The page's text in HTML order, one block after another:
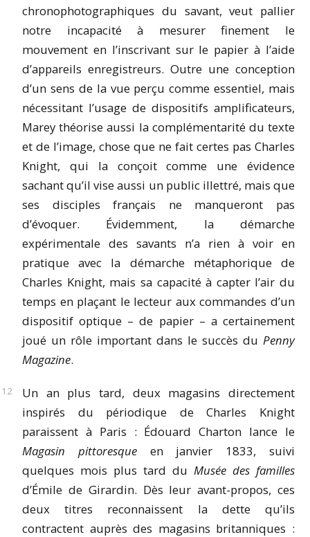
chronophotographiques du savant, veut pallier
notre incapacité à mesurer finement le
mouvement en l’inscrivant sur le papier à l’aide
d’appareils enregistreurs. Outre une conception
d’un sens de la vue perçu comme essentiel, mais
nécessitant l’usage de dispositifs amplificateurs,
Marey théorise aussi la complémentarité du texte
et de l’image, chose que ne fait certes pas Charles
Knight, qui la conçoit comme une évidence
sachant qu’il vise aussi un public illettré, mais que
ses disciples français ne manqueront pas
d’évoquer. Évidemment, la démarche
expérimentale des savants n’a rien à voir en
pratique avec la démarche métaphorique de
Charles Knight, mais sa capacité à capter l’air du
temps en plaçant le lecteur aux commandes d’un
dispositif optique – de papier – a certainement
joué un rôle important dans le succès du Penny
Magazine.
Un an plus tard, deux magasins directement
inspirés du périodique de Charles Knight
paraissent à Paris : Édouard Charton lance le
Magasin pittoresque en janvier 1833, suivi
quelques mois plus tard du Musée des familles
d’Émile de Girardin. Dès leur avant-propos, ces
deux titres reconnaissent la dette qu’ils
contractent auprès des magasins britanniques :